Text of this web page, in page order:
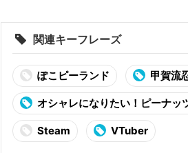
関連キーフレーズ
ぽこピーランド 甲賀流
オシャレになりたい！ピーナッ
Steam VTuber